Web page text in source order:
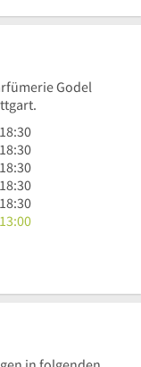
Godel
18:30
18:30
18:30
18:30
18:30
13:00